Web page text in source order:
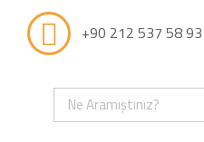
+90 212 537 58 93